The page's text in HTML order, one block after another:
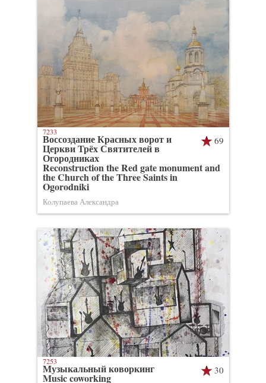
69
Воссоздание Красных ворот и
Церкви Трёх Святителей в
Огородниках
Reconstruction the Red gate monument and
the Church of the Three Saints in
Ogorodniki
Колупаева Александра
7233
30
Музыкальный коворкинг
Music coworking
7253